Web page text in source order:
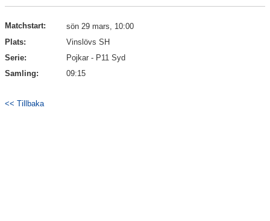
Matchstart:
sön 29 mars, 10:00
Plats:
Vinslövs SH
Serie:
Pojkar - P11 Syd
Samling:
09:15
<< Tillbaka